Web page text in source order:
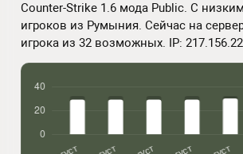
Counter-Strike 1.6 мода Public. С
игроков из Румыния. Сейчас на
игрока из 32 возможных. IP: